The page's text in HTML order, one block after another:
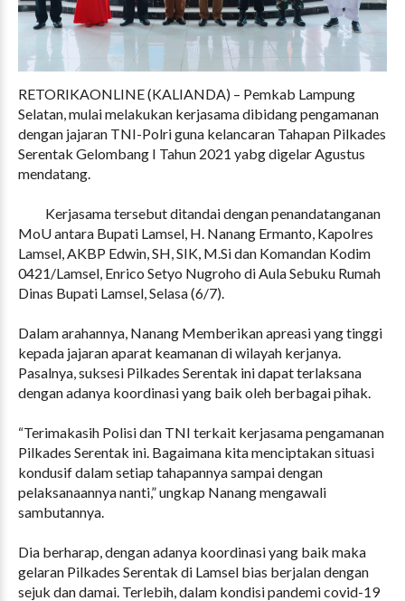
RETORIKAONLINE (KALIANDA) – Pemkab Lampung
Selatan, mulai melakukan kerjasama dibidang pengamanan
dengan jajaran TNI-Polri guna kelancaran Tahapan Pilkades
Serentak Gelombang I Tahun 2021 yabg digelar Agustus
mendatang.
Kerjasama tersebut ditandai dengan penandatanganan
MoU antara Bupati Lamsel, H. Nanang Ermanto, Kapolres
Lamsel, AKBP Edwin, SH, SIK, M.Si dan Komandan Kodim
0421/Lamsel, Enrico Setyo Nugroho di Aula Sebuku Rumah
Dinas Bupati Lamsel, Selasa (6/7).
Dalam arahannya, Nanang Memberikan apreasi yang tinggi
kepada jajaran aparat keamanan di wilayah kerjanya.
Pasalnya, suksesi Pilkades Serentak ini dapat terlaksana
dengan adanya koordinasi yang baik oleh berbagai pihak.
“Terimakasih Polisi dan TNI terkait kerjasama pengamanan
Pilkades Serentak ini. Bagaimana kita menciptakan situasi
kondusif dalam setiap tahapannya sampai dengan
pelaksanaannya nanti,” ungkap Nanang mengawali
sambutannya.
Dia berharap, dengan adanya koordinasi yang baik maka
gelaran Pilkades Serentak di Lamsel bias berjalan dengan
sejuk dan damai. Terlebih, dalam kondisi pandemi covid-19